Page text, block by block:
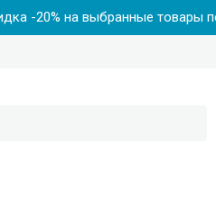
-20% на выбранные товары